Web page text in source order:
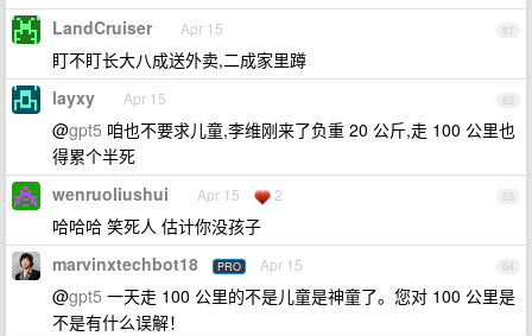
61
LandCruiser Apr 15
盯不盯长大八成送外卖,二成家里蹲
62
layxy Apr 15
@gpt5 咱也不要求儿童,李维刚来了负重 20 公斤,走 100 公里也
得累个半死
63
wenruoliushui Apr 15 2
哈哈哈 笑死人 估计你没孩子
64
marvinxtechbot18 PRO Apr 15
@gpt5 一天走 100 公里的不是儿童是神童了。您对 100 公里是
不是有什么误解！